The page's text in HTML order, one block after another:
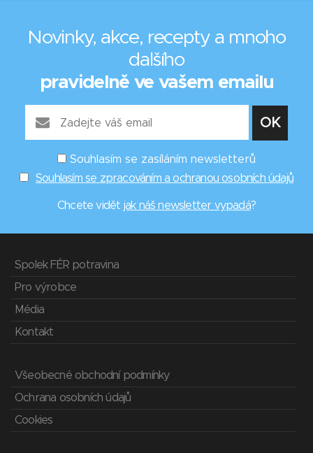
Novinky, akce, recepty a mnoho
dalšího
pravidelně ve vašem emailu
Souhlasím se zasíláním newsletterů
Souhlasím se zpracováním a ochranou osobních údajů
Chcete vidět jak náš newsletter vypadá?
Spolek FÉR potravina
Pro výrobce
Média
Kontakt
Všeobecné obchodní podmínky
Ochrana osobních údajů
Cookies